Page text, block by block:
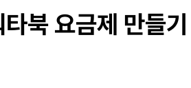
북 요금제 만들기